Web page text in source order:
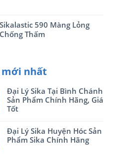
Sikalastic 590 Màng Lỏng
Chống Thấm
nhất
Đại Lý Sika Tại Bình Chánh
Sản Phẩm Chính Hãng, Giá
Tốt
Đại Lý Sika Huyện Hóc Sản
Phẩm Sika Chính Hãng